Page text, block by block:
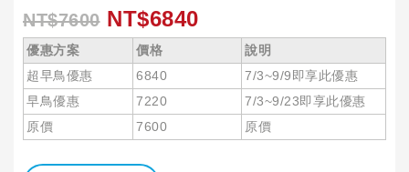
NT$7600 NT$6840
優惠方案 價格
說明
超早鳥優惠
6840
7/3~9/9即享此優惠
早鳥優惠
7220
7/3~9/23即享此優惠
原價
7600 原價